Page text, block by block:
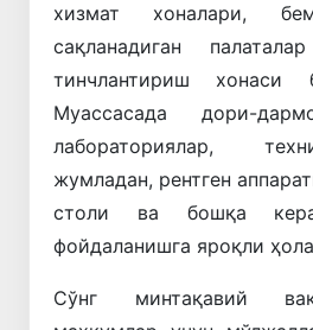
хизмат хоналари,
сақланадиган
тинчлантириш хонаси
Муассасада дори-
лабораториялар,
жумладан, рентген
столи ва бошқа
фойдаланишга яроқли
Сўнг минтақавий